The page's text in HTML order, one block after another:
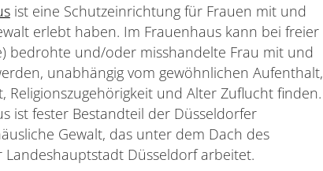
ist eine Schutzeinrichtung für Frauen mit und
erlebt haben. Im Frauenhaus kann bei freier
bedrohte und/oder misshandelte Frau mit und
unabhängig vom gewöhnlichen Aufenthalt,
Religionszugehörigkeit und Alter Zuflucht finden.
ist fester Bestandteil der Düsseldorfer
Gewalt, das unter dem Dach des
Landeshauptstadt Düsseldorf arbeitet.